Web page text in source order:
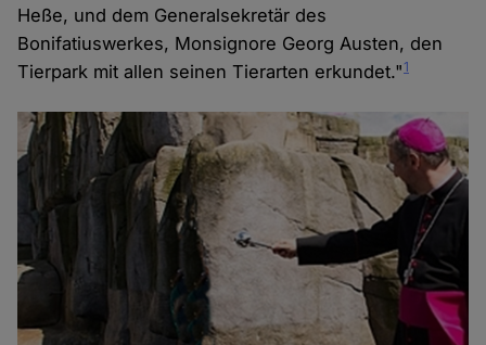
Heße, und dem Generalsekretär des
Bonifatiuswerkes, Monsignore Georg Austen, den
Tierpark mit allen seinen Tierarten erkundet."1